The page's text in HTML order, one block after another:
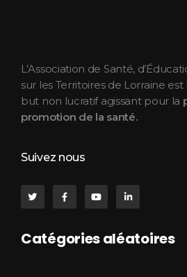
L’Association de Santé,
sur les Territoires de Lorraine
but non lucratif agissant pour la
promotion de la santé.
Suivez nous
Catégories aléatoires